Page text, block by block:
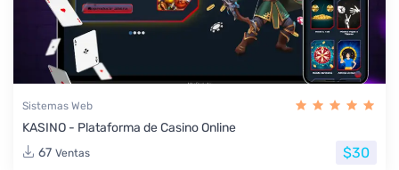
Sistemas Web
KASINO - Plataforma de Casino Online
67 Ventas $30